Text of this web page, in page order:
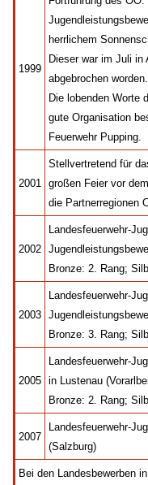
1999
herrlichem
Dieser war im Juli in
abgebrochen worden.
Die lobenden Worte
gute Organisation
Feuerwehr Pupping.
2001
Stellvertretend für
großen Feier vor
die Partnerregionen
2002
Landesfeuerwehr-
Bronze: 2. Rang;
2003
Landesfeuerwehr-
Bronze: 3. Rang;
2005
Landesfeuerwehr-
in Lustenau
Bronze: 2. Rang;
2007
Landesfeuerwehr-
(Salzburg)
Bei den Landesbewerben